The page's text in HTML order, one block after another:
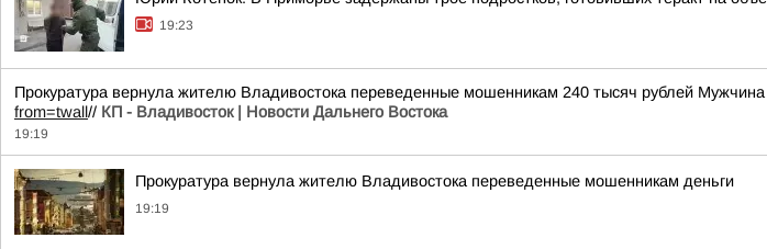
19:23
Прокуратура вернула жителю Владивостока переведенные мошенникам 240 тысяч рублей
from=twall// КП - Владивосток | Новости Дальнего Востока
19:19
Прокуратура вернула жителю Владивостока переведенные мошенникам деньги
19:19